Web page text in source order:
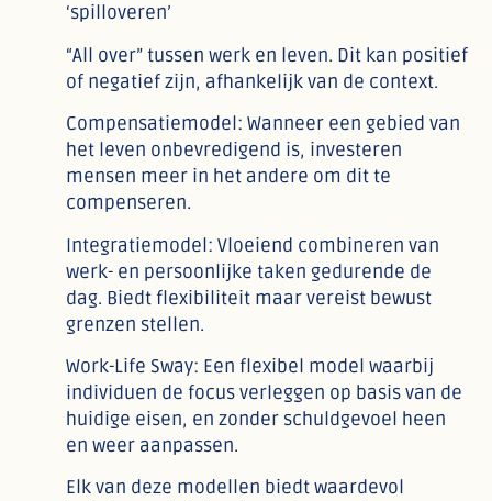
‘spilloveren’
“All over” tussen werk en leven. Dit kan positief
of negatief zijn, afhankelijk van de context.
Compensatiemodel: Wanneer een gebied van
het leven onbevredigend is, investeren
mensen meer in het andere om dit te
compenseren.
Integratiemodel: Vloeiend combineren van
werk- en persoonlijke taken gedurende de
dag. Biedt flexibiliteit maar vereist bewust
grenzen stellen.
Work-Life Sway: Een flexibel model waarbij
individuen de focus verleggen op basis van de
huidige eisen, en zonder schuldgevoel heen
en weer aanpassen.
Elk van deze modellen biedt waardevol